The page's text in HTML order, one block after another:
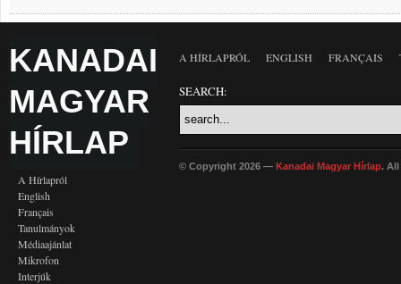
KANADAI
MAGYAR
HÍRLAP
A Hírlapról
English
Français
Tanulmányok
Médiaajánlat
Mikrofon
Interjúk
A HÍRLAPRÓL ENGLISH FRANÇAIS
SEARCH:
© Copyright 2026 — Kanadai Magyar Hírlap. All